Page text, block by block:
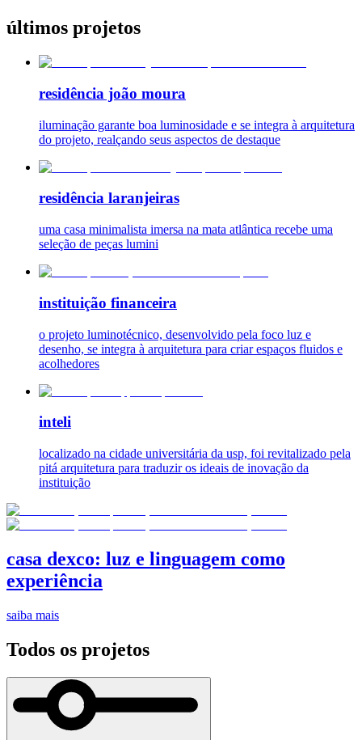
últimos projetos
residência joão moura
iluminação garante boa luminosidade e se integra à arquitetura
do projeto, realçando seus aspectos de destaque
residência laranjeiras
uma casa minimalista imersa na mata atlântica recebe uma
seleção de peças lumini
instituição financeira
o projeto luminotécnico, desenvolvido pela foco luz e
desenho, se integra à arquitetura para criar espaços fluidos e
acolhedores
inteli
localizado na cidade universitária da usp, foi revitalizado pela
pitá arquitetura para traduzir os ideais de inovação da
instituição
casa dexco: luz e linguagem como
experiência
saiba mais
Todos os projetos